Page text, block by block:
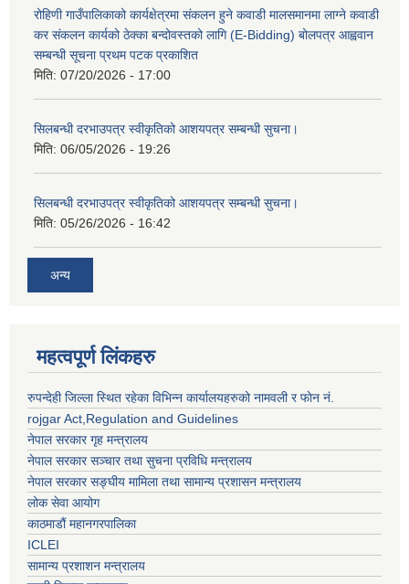
रोहिणी गाउँपालिकाको कार्यक्षेत्रमा संकलन हुने कवाडी मालसमानमा लाग्ने कवाडी
कर संकलन कार्यको ठेक्का बन्दोवस्तको लागि (E-Bidding) बोलपत्र आह्ववान
सम्बन्धी सूचना प्रथम पटक प्रकाशित
मिति: 07/20/2026 - 17:00
सिलबन्धी दरभाउपत्र स्वीकृतिको आशयपत्र सम्बन्धी सुचना।
मिति: 06/05/2026 - 19:26
सिलबन्धी दरभाउपत्र स्वीकृतिको आशयपत्र सम्बन्धी सुचना।
मिति: 05/26/2026 - 16:42
अन्य
महत्वपूर्ण लिंकहरु
रुपन्देही जिल्ला स्थित रहेका विभिन्न कार्यालयहरुको नामवली र फाेन न‌ं.
rojgar Act,Regulation and Guidelines
नेपाल सरकार गृह मन्त्रालय
नेपाल सरकार सञ्चार तथा सुचना प्रविधि मन्त्रालय
नेपाल सरकार सङ्घीय मामिला तथा सामान्य प्रशासन मन्त्रालय
लोक सेवा आयोग
काठमाडौं महानगरपालिका
ICLEI
सामान्य प्रशाशन मन्त्रालय